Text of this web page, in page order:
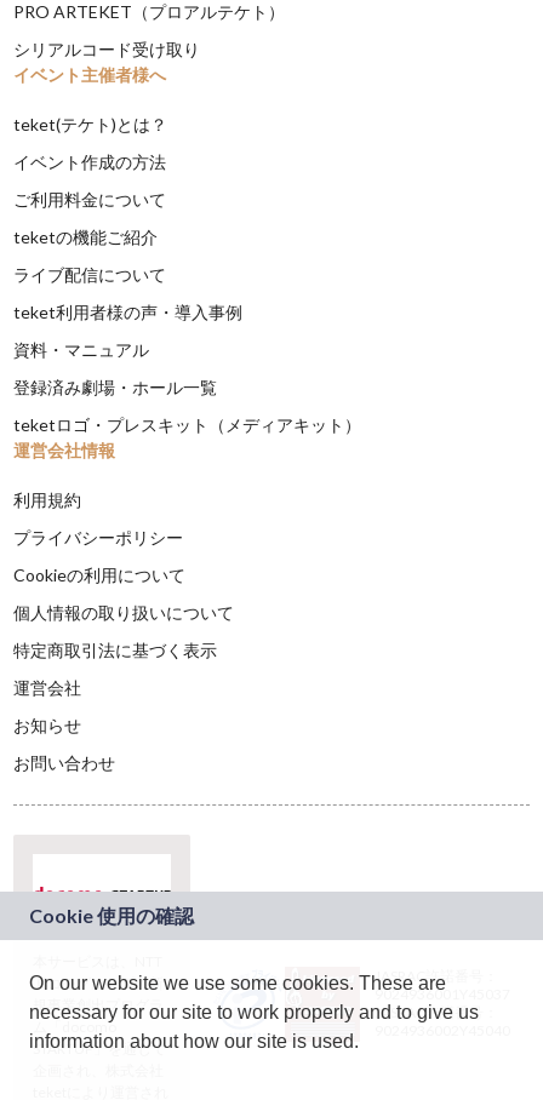
PRO ARTEKET（プロアルテケト）
シリアルコード受け取り
イベント主催者様へ
teket(テケト)とは？
イベント作成の方法
ご利用料金について
teketの機能ご紹介
ライブ配信について
teket利用者様の声・導入事例
資料・マニュアル
登録済み劇場・ホール一覧
teketロゴ・プレスキット（メディアキット）
運営会社情報
利用規約
プライバシーポリシー
Cookieの利用について
個人情報の取り扱いについて
特定商取引法に基づく表示
運営会社
お知らせ
お問い合わせ
ドコモグループの新
規事業創出プログラ
ム「docomo
STARTUP」を通じて
JASRAC許諾番号：
9024936001Y45037
JASRAC許諾番号：
On our website we use some cookies. These are
necessary for our site to work properly and to give us
information about how our site is used.